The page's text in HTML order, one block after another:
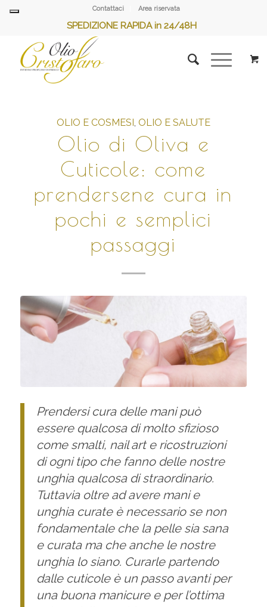
Contattaci Area riservata
SPEDIZIONE RAPIDA in 24/48H
OLIO E COSMESI, OLIO E SALUTE
Olio di Oliva e
Cuticole: come
prendersene cura in
pochi e semplici
passaggi
Prendersi cura delle mani può
essere qualcosa di molto sfizioso
come smalti, nail art e ricostruzioni
di ogni tipo che fanno delle nostre
unghia qualcosa di straordinario.
Tuttavia oltre ad avere mani e
unghia curate è necessario se non
fondamentale che la pelle sia sana
e curata ma che anche le nostre
unghia lo siano. Curarle partendo
dalle cuticole è un passo avanti per
una buona manicure e per l’ottima